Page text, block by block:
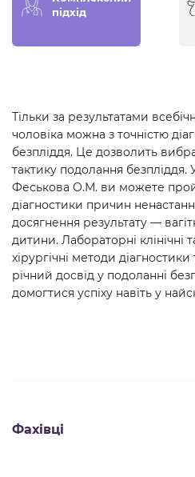
підхід
Тільки за результатами
чоловіка можна з точністю
безпліддя. Це дозволить
тактику подолання безпліддя.
Феськова О.М. ви можете
діагностики причин
досягнення результату —
дитини. Лабораторні клінічні
хірургічні методи
річний досвід у подоланні
домогтися успіху навіть у
Фахівці